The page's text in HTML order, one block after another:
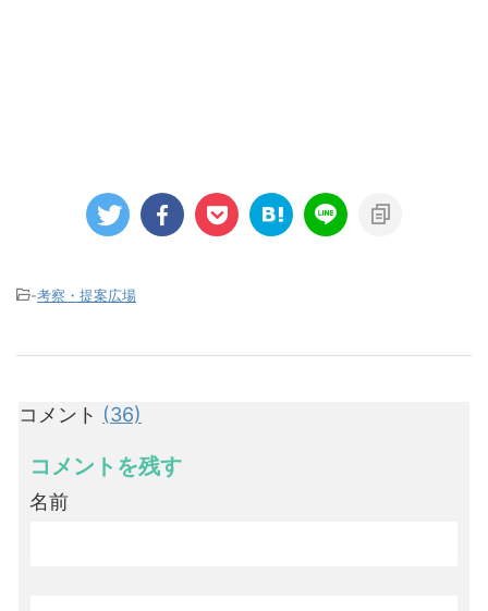
-考察・提案広場
コメント (36)
コメントを残す
名前